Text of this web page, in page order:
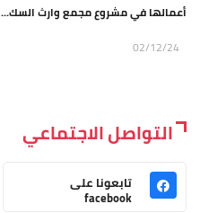
أعمالها في مشروع مجمع وارث السك...
02/12/24
التواصل الاجتماعي
تابعونا على
facebook